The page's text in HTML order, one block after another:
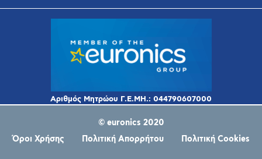
© euronics 2020
Όροι Χρήσης
Πολιτική Απορρήτου Πολιτική Cookies